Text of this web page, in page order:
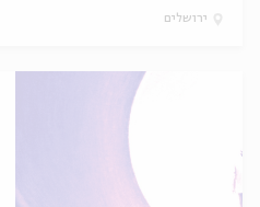
ירושלים